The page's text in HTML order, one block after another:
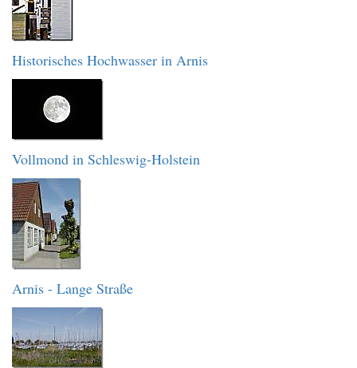
Historisches Hochwasser in Arnis
Vollmond in Schleswig-Holstein
Arnis - Lange Straße